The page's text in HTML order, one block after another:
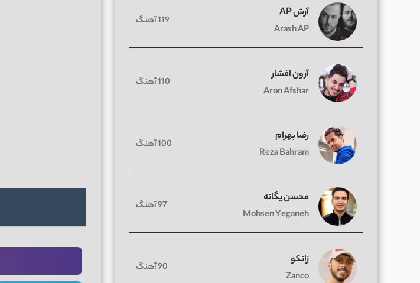
آرش AP
Arash AP
119 آهنگ
آرون افشار
Aron Afshar
110 آهنگ
رضا بهرام
Reza Bahram
100 آهنگ
محسن یگانه
Mohsen Yeganeh
97 آهنگ
زانکو
Zanco
90 آهنگ